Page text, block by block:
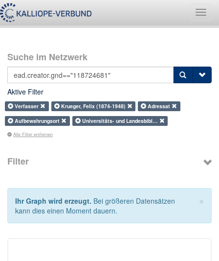
Suche im Netzwerk
Aktive Filter
Verfasser Krueger, Felix (1874-1948)
Adressat
Aufbewahrungsort
Universitäts- und Landesbibl…
Alle Filter entfernen
Filter
×
Ihr Graph wird erzeugt. Bei größeren Datensätzen
kann dies einen Moment dauern.